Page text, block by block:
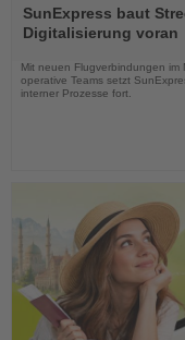
Sie
die
Nachrichten
SunExpress baut
Digitalisierung voran
Mit neuen Flugverbindungen
operative Teams setzt
interner Prozesse fort.